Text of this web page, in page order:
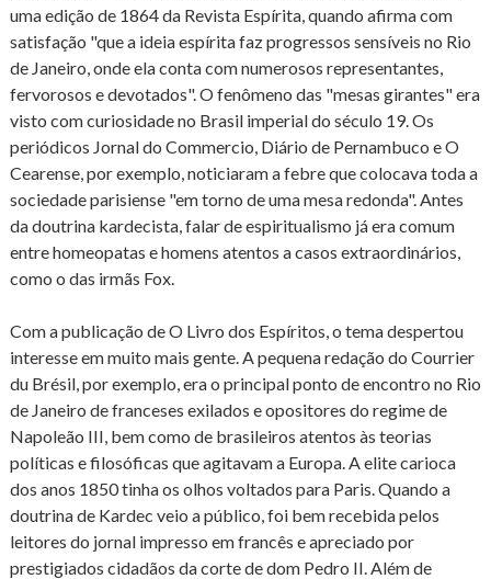
uma edição de 1864 da Revista Espírita, quando afirma com
satisfação "que a ideia espírita faz progressos sensíveis no Rio
de Janeiro, onde ela conta com numerosos representantes,
fervorosos e devotados". O fenômeno das "mesas girantes" era
visto com curiosidade no Brasil imperial do século 19. Os
periódicos Jornal do Commercio, Diário de Pernambuco e O
Cearense, por exemplo, noticiaram a febre que colocava toda a
sociedade parisiense "em torno de uma mesa redonda". Antes
da doutrina kardecista, falar de espiritualismo já era comum
entre homeopatas e homens atentos a casos extraordinários,
como o das irmãs Fox.
Com a publicação de O Livro dos Espíritos, o tema despertou
interesse em muito mais gente. A pequena redação do Courrier
du Brésil, por exemplo, era o principal ponto de encontro no Rio
de Janeiro de franceses exilados e opositores do regime de
Napoleão III, bem como de brasileiros atentos às teorias
políticas e filosóficas que agitavam a Europa. A elite carioca
dos anos 1850 tinha os olhos voltados para Paris. Quando a
doutrina de Kardec veio a público, foi bem recebida pelos
leitores do jornal impresso em francês e apreciado por
prestigiados cidadãos da corte de dom Pedro II. Além de